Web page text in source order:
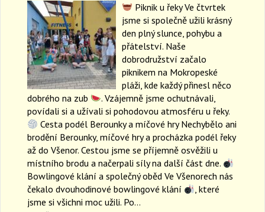
Piknik u řeky Ve čtvrtek
jsme si společně užili krásný
den plný slunce, pohybu a
přátelství. Naše
dobrodružství začalo
piknikem na Mokropeské
pláži, kde každý přinesl něco
dobrého na zub
. Vzájemně jsme ochutnávali,
povídali si a užívali si pohodovou atmosféru u řeky.
Cesta podél Berounky a míčové hry Nechybělo ani
brodění Berounky, míčové hry a procházka podél řeky
až do Všenor. Cestou jsme se příjemně osvěžili u
místního brodu a načerpali síly na další část dne.
Bowlingové klání a společný oběd Ve Všenorech nás
čekalo dvouhodinové bowlingové klání
, které
jsme si všichni moc užili. Po…